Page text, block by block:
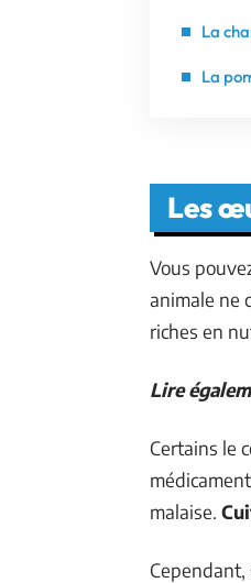
La
La
Les
Vous
animale ne
riches en
Lire
Certains le
malaise.